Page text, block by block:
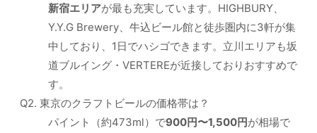
新宿エリアが最も充実しています。HIGHBURY、
Y.Y.G Brewery、牛込ビール館と徒歩圏内に3軒が集
中しており、1日でハシゴできます。立川エリアも坂
道ブルイング・VERTEREが近接しておりおすすめで
す。
Q2. 東京のクラフトビールの価格帯は？
パイント（約473ml）で900円〜1,500円が相場で